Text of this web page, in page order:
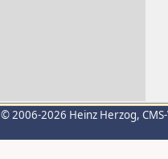
© 2006-2026 Heinz Herzog,